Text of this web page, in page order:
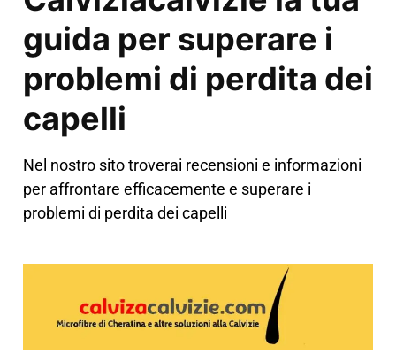
guida per superare i
problemi di perdita dei
capelli
Nel nostro sito troverai recensioni e informazioni
per affrontare efficacemente e superare i
problemi di perdita dei capelli